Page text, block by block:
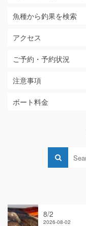
魚種から釣果を検索
アクセス
ご予約・予約状況
注意事項
ボート料金
8/2
2026-08-02